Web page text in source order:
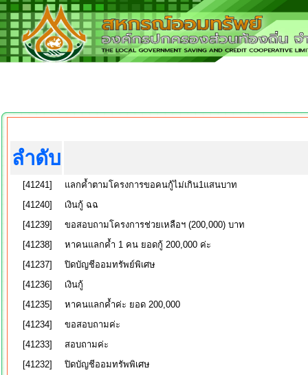
ลำดับ
[41241]
แลกค้ำตามโครงการขอคนกู้ไม่เกิน1แสนบาท
[41240]
เงินกู้ ฉฉ
[41239]
ขอสอบถามโครงการช่วยเหลือฯ (200,000) บาท
[41238]
หาคนแลกค้ำ 1 คน ยอดกู้ 200,000 ค่ะ
[41237]
ปิดบัญชีออมทรัพย์พิเศษ
[41236]
เงินกู้
[41235]
หาคนแลกค้ำค่ะ ยอด 200,000
[41234]
ขอสอบถามค่ะ
[41233]
สอบถามค่ะ
[41232]
ปิดบัญชีออมทรัพพิเศษ